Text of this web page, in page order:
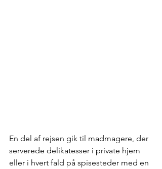
En del af rejsen gik til madmagere, der
serverede delikatesser i private hjem
eller i hvert fald på spisesteder med en